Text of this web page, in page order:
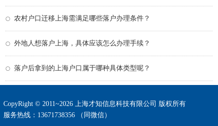
农村户口迁移上海需满足哪些落户办理条件？
外地人想落户上海，具体应该怎么办理手续？
落户后拿到的上海户口属于哪种具体类型呢？
CopyRight © 2011~2026 上海才知信息科技有限公司 版权所有
服务热线：13671738356 （同微信）